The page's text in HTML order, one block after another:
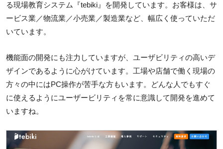
る現場教育システム『tebiki』を開発しています。お客様は、サ
ービス業／物流業／小売業／製造業など、幅広く使っていただ
いています。
機能面の開発にも注力していますが、ユーザビリティの高いデ
ザインであるように心がけています。工場や店舗で働く現場の
方々の中にはPC操作が苦手な方もいます。どんな人でもすぐ
に使えるようにユーザービリティを常に意識して開発を進めて
いますね。